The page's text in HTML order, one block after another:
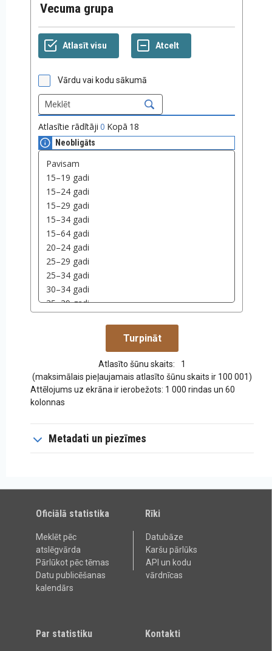
Vecuma grupa
Vārdu vai kodu sākumā
Atlasītie rādītāji 0 Kopā 18
Neobligāts
Atlasīto šūnu skaits:
1
(maksimālais pieļaujamais atlasīto šūnu skaits ir 100 001)
Attēlojums uz ekrāna ir ierobežots: 1 000 rindas un 60
kolonnas
Metadati un piezīmes
Oficiālā statistika
Meklēt pēc
atslēgvārda
Pārlūkot pēc tēmas
Datu publicēšanas
kalendārs
Rīki
Datubāze
Karšu pārlūks
API un kodu
vārdnīcas
Par statistiku Kontakti